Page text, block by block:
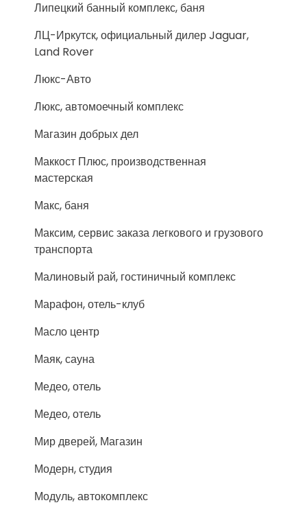
Липецкий банный комплекс, баня
ЛЦ-Иркутск, официальный дилер Jaguar,
Land Rover
Люкс-Авто
Люкс, автомоечный комплекс
Магазин добрых дел
Маккост Плюс, производственная
мастерская
Макс, баня
Максим, сервис заказа легкового и грузового
транспорта
Малиновый рай, гостиничный комплекс
Марафон, отель-клуб
Масло центр
Маяк, сауна
Медео, отель
Медео, отель
Мир дверей, Магазин
Модерн, студия
Модуль, автокомплекс